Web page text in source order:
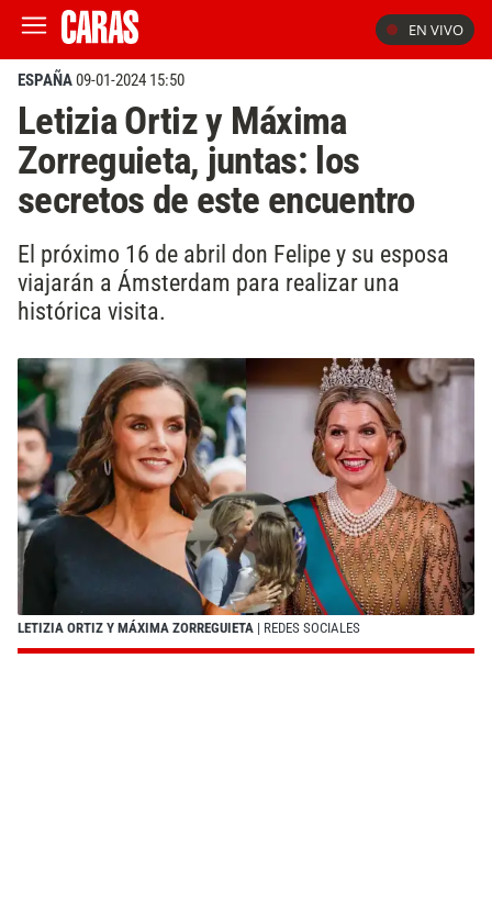
EN VIVO
ESPAÑA09-01-2024 15:50
Letizia Ortiz y Máxima
Zorreguieta, juntas: los
secretos de este encuentro
El próximo 16 de abril don Felipe y su esposa
viajarán a Ámsterdam para realizar una
histórica visita.
LETIZIA ORTIZ Y MÁXIMA ZORREGUIETA | REDES SOCIALES